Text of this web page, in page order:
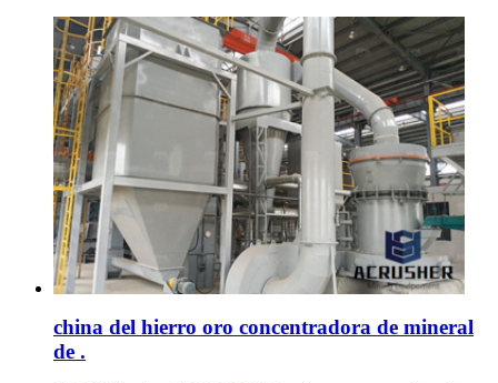
china del hierro oro concentradora de mineral
de .